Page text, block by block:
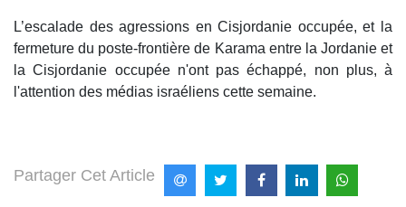
L’escalade des agressions en Cisjordanie occupée, et la
fermeture du poste-frontière de Karama entre la Jordanie et
la Cisjordanie occupée n'ont pas échappé, non plus, à
l'attention des médias israéliens cette semaine.
Partager Cet Article